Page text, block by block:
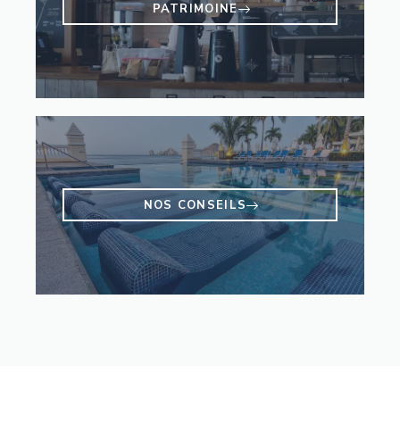
PATRIMOINE
NOS CONSEILS